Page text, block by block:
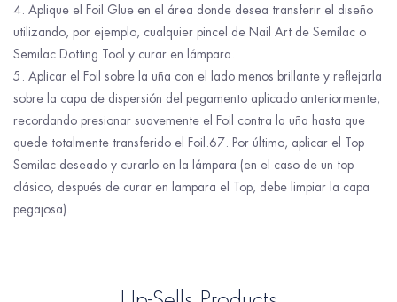
4. Aplique el Foil Glue en el área donde desea transferir el diseño
utilizando, por ejemplo, cualquier pincel de Nail Art de Semilac o
Semilac Dotting Tool y curar en lámpara.
5. Aplicar el Foil sobre la uña con el lado menos brillante y reflejarla
sobre la capa de dispersión del pegamento aplicado anteriormente,
recordando presionar suavemente el Foil contra la uña hasta que
quede totalmente transferido el Foil.67. Por último, aplicar el Top
Semilac deseado y curarlo en la lámpara (en el caso de un top
clásico, después de curar en lampara el Top, debe limpiar la capa
pegajosa).